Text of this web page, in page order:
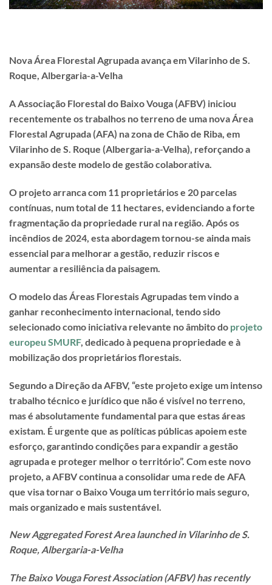
Nova Área Florestal Agrupada avança em Vilarinho de S.
Roque, Albergaria-a-Velha
A Associação Florestal do Baixo Vouga (AFBV) iniciou
recentemente os trabalhos no terreno de uma nova Área
Florestal Agrupada (AFA) na zona de Chão de Riba, em
Vilarinho de S. Roque (Albergaria-a-Velha), reforçando a
expansão deste modelo de gestão colaborativa.
O projeto arranca com 11 proprietários e 20 parcelas
contínuas, num total de 11 hectares, evidenciando a forte
fragmentação da propriedade rural na região. Após os
incêndios de 2024, esta abordagem tornou-se ainda mais
essencial para melhorar a gestão, reduzir riscos e
aumentar a resiliência da paisagem.
O modelo das Áreas Florestais Agrupadas tem vindo a
ganhar reconhecimento internacional, tendo sido
selecionado como iniciativa relevante no âmbito do projeto
europeu SMURF, dedicado à pequena propriedade e à
mobilização dos proprietários florestais.
Segundo a Direção da AFBV, “este projeto exige um intenso
trabalho técnico e jurídico que não é visível no terreno,
mas é absolutamente fundamental para que estas áreas
existam. É urgente que as políticas públicas apoiem este
esforço, garantindo condições para expandir a gestão
agrupada e proteger melhor o território”. Com este novo
projeto, a AFBV continua a consolidar uma rede de AFA
que visa tornar o Baixo Vouga um território mais seguro,
mais organizado e mais sustentável.
New Aggregated Forest Area launched in Vilarinho de S.
Roque, Albergaria-a-Velha
The Baixo Vouga Forest Association (AFBV) has recently